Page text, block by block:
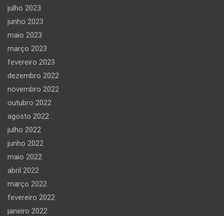
julho 2023
junho 2023
maio 2023
março 2023
fevereiro 2023
dezembro 2022
novembro 2022
outubro 2022
agosto 2022
julho 2022
junho 2022
maio 2022
abril 2022
março 2022
fevereiro 2022
janeiro 2022